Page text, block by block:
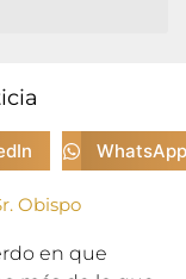
WhatsApp
Obispo
en que